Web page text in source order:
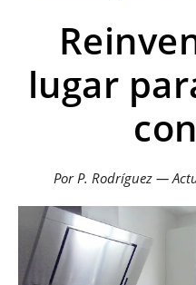
lugar
Por P. Rodríguez —